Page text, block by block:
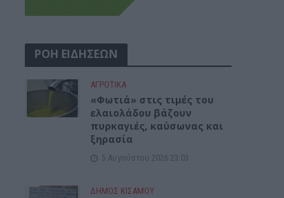
ΡΟΗ ΕΙΔΗΣΕΩΝ
ΑΓΡΟΤΙΚΑ
«Φωτιά» στις τιμές του
ελαιολάδου βάζουν
πυρκαγιές, καύσωνας και
ξηρασία
5 Αυγούστου 2026 23:03
ΔΉΜΟΣ ΚΙΣΆΜΟΥ